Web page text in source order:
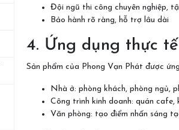
Đội ngũ thi công chuyên nghiệp,
Bảo hành rõ ràng, hỗ trợ lâu dài
4. Ứng dụng thực tế
Sản phẩm của Phong Vạn Phát được
Nhà ở: phòng khách, phòng ngủ,
Công trình kinh doanh: quán cafe,
Văn phòng: tạo điểm nhấn sáng